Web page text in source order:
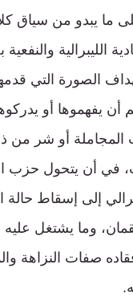
ما يبدو من سياق
الليبرالية
الصورة التي
أن يفهموها أو
أو شر من
في أن يتحول حزب
إلى إسقاط حالة
وما يشتغل
صفات النزاهة